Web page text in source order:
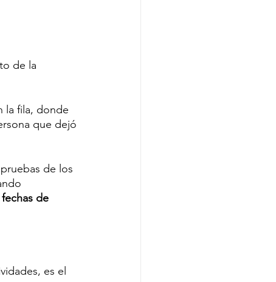
de la
la fila, donde
que dejó
de los
de
es el